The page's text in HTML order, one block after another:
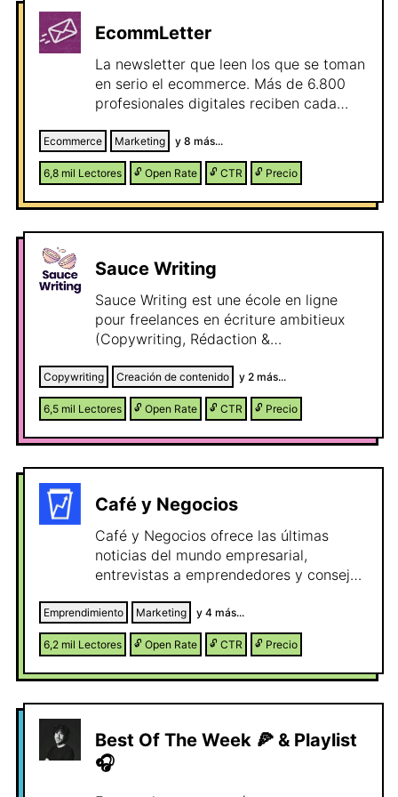
podcast en YouTube, Spotify y Apple
Podcasts. Los patrocinios se integran
como bridge copy editorial (el anuncio
se escribe como parte de la narrativa)
para maximizar lectura y clics del
EcommLetter
La newsletter que leen los que se toman
en serio el ecommerce. Más de 6.800
profesionales digitales reciben cada
ideas prácticas para tener más éxito
vendiendo online. Patrocina la
EcommLetter y podrás llevar tu
mensaje, tu producto, tu oferta a
y directa.
Ecommerce Marketing y 8 más...
6,8 mil Lectores 🔓 Open Rate 🔓 CTR 🔓 Precio
Sauce Writing
Sauce Writing est une école en ligne
pour freelances en écriture ambitieux
(Copywriting, Rédaction &
double travail sur vos compétences en
écriture et vos capacités business.
Copywriting Creación de contenido y 2 más...
6,5 mil Lectores 🔓 Open Rate 🔓 CTR 🔓 Precio
Café y Negocios
Café y Negocios ofrece las últimas
noticias del mundo empresarial,
entrevistas a emprendedores y consejos
Emprendimiento Marketing y 4 más...
6,2 mil Lectores 🔓 Open Rate 🔓 CTR 🔓 Precio
Best Of The Week 🍕 & Playlist
🎧